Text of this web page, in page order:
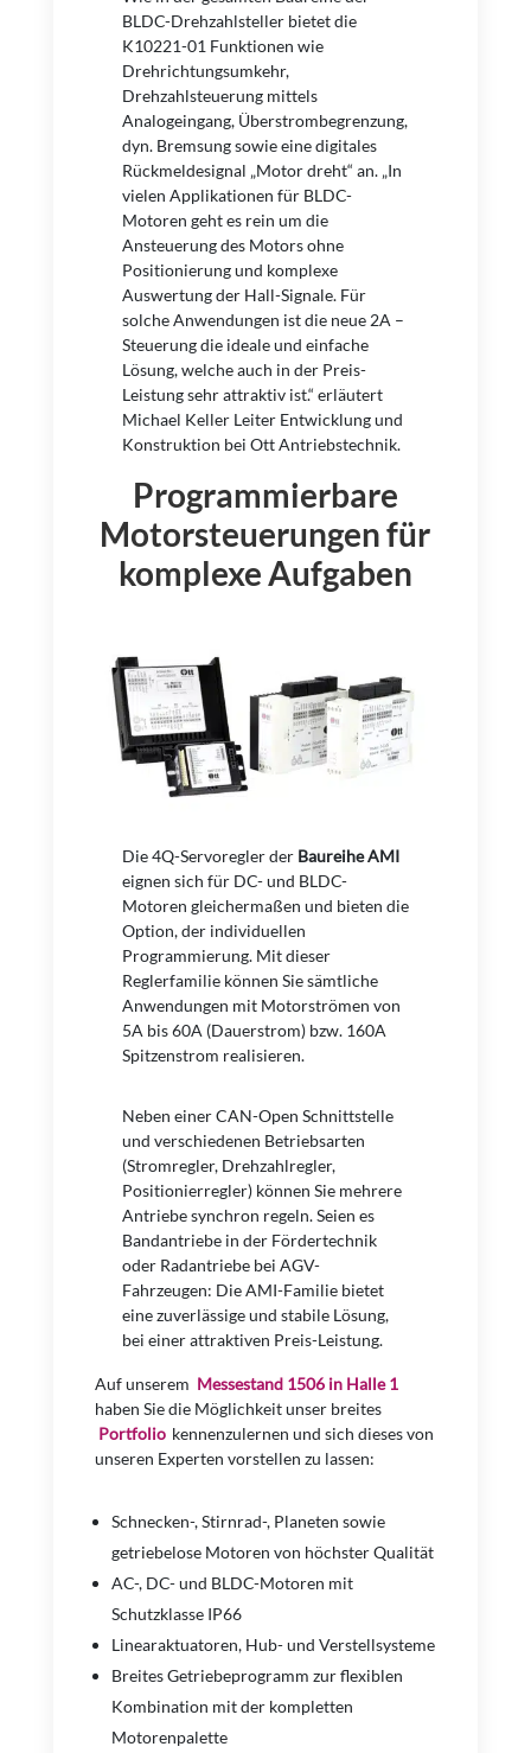
BLDC-Drehzahlsteller bietet die
K10221-01 Funktionen wie
Drehrichtungsumkehr,
Drehzahlsteuerung mittels
Analogeingang, Überstrombegrenzung,
dyn. Bremsung sowie eine digitales
Rückmeldesignal „Motor dreht“ an. „In
vielen Applikationen für BLDC-
Motoren geht es rein um die
Ansteuerung des Motors ohne
Positionierung und komplexe
Auswertung der Hall-Signale. Für
solche Anwendungen ist die neue 2A –
Steuerung die ideale und einfache
Lösung, welche auch in der Preis-
Leistung sehr attraktiv ist.“ erläutert
Michael Keller Leiter Entwicklung und
Konstruktion bei Ott Antriebstechnik.
Programmierbare
Motorsteuerungen für
komplexe Aufgaben
Die 4Q-Servoregler der Baureihe AMI
eignen sich für DC- und BLDC-
Motoren gleichermaßen und bieten die
Option, der individuellen
Programmierung. Mit dieser
Reglerfamilie können Sie sämtliche
Anwendungen mit Motorströmen von
5A bis 60A (Dauerstrom) bzw. 160A
Spitzenstrom realisieren.
Neben einer CAN-Open Schnittstelle
und verschiedenen Betriebsarten
(Stromregler, Drehzahlregler,
Positionierregler) können Sie mehrere
Antriebe synchron regeln. Seien es
Bandantriebe in der Fördertechnik
oder Radantriebe bei AGV-
Fahrzeugen: Die AMI-Familie bietet
eine zuverlässige und stabile Lösung,
bei einer attraktiven Preis-Leistung.
Auf unserem Messestand 1506 in Halle 1
haben Sie die Möglichkeit unser breites
Portfolio kennenzulernen und sich dieses von
unseren Experten vorstellen zu lassen:
Schnecken-, Stirnrad-, Planeten sowie
getriebelose Motoren von höchster Qualität
AC-, DC- und BLDC-Motoren mit
Schutzklasse IP66
Linearaktuatoren, Hub- und Verstellsysteme
Breites Getriebeprogramm zur flexiblen
Kombination mit der kompletten
Motorenpalette